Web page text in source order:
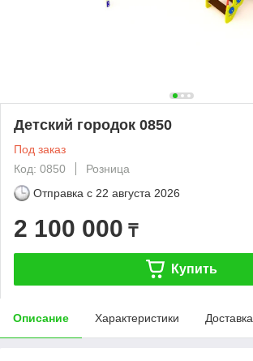
Детский городок 0850
Под заказ
Код: 0850
Розница
Отправка с 22 августа 2026
2 100 000 ₸
Купить
Описание Характеристики Доставка